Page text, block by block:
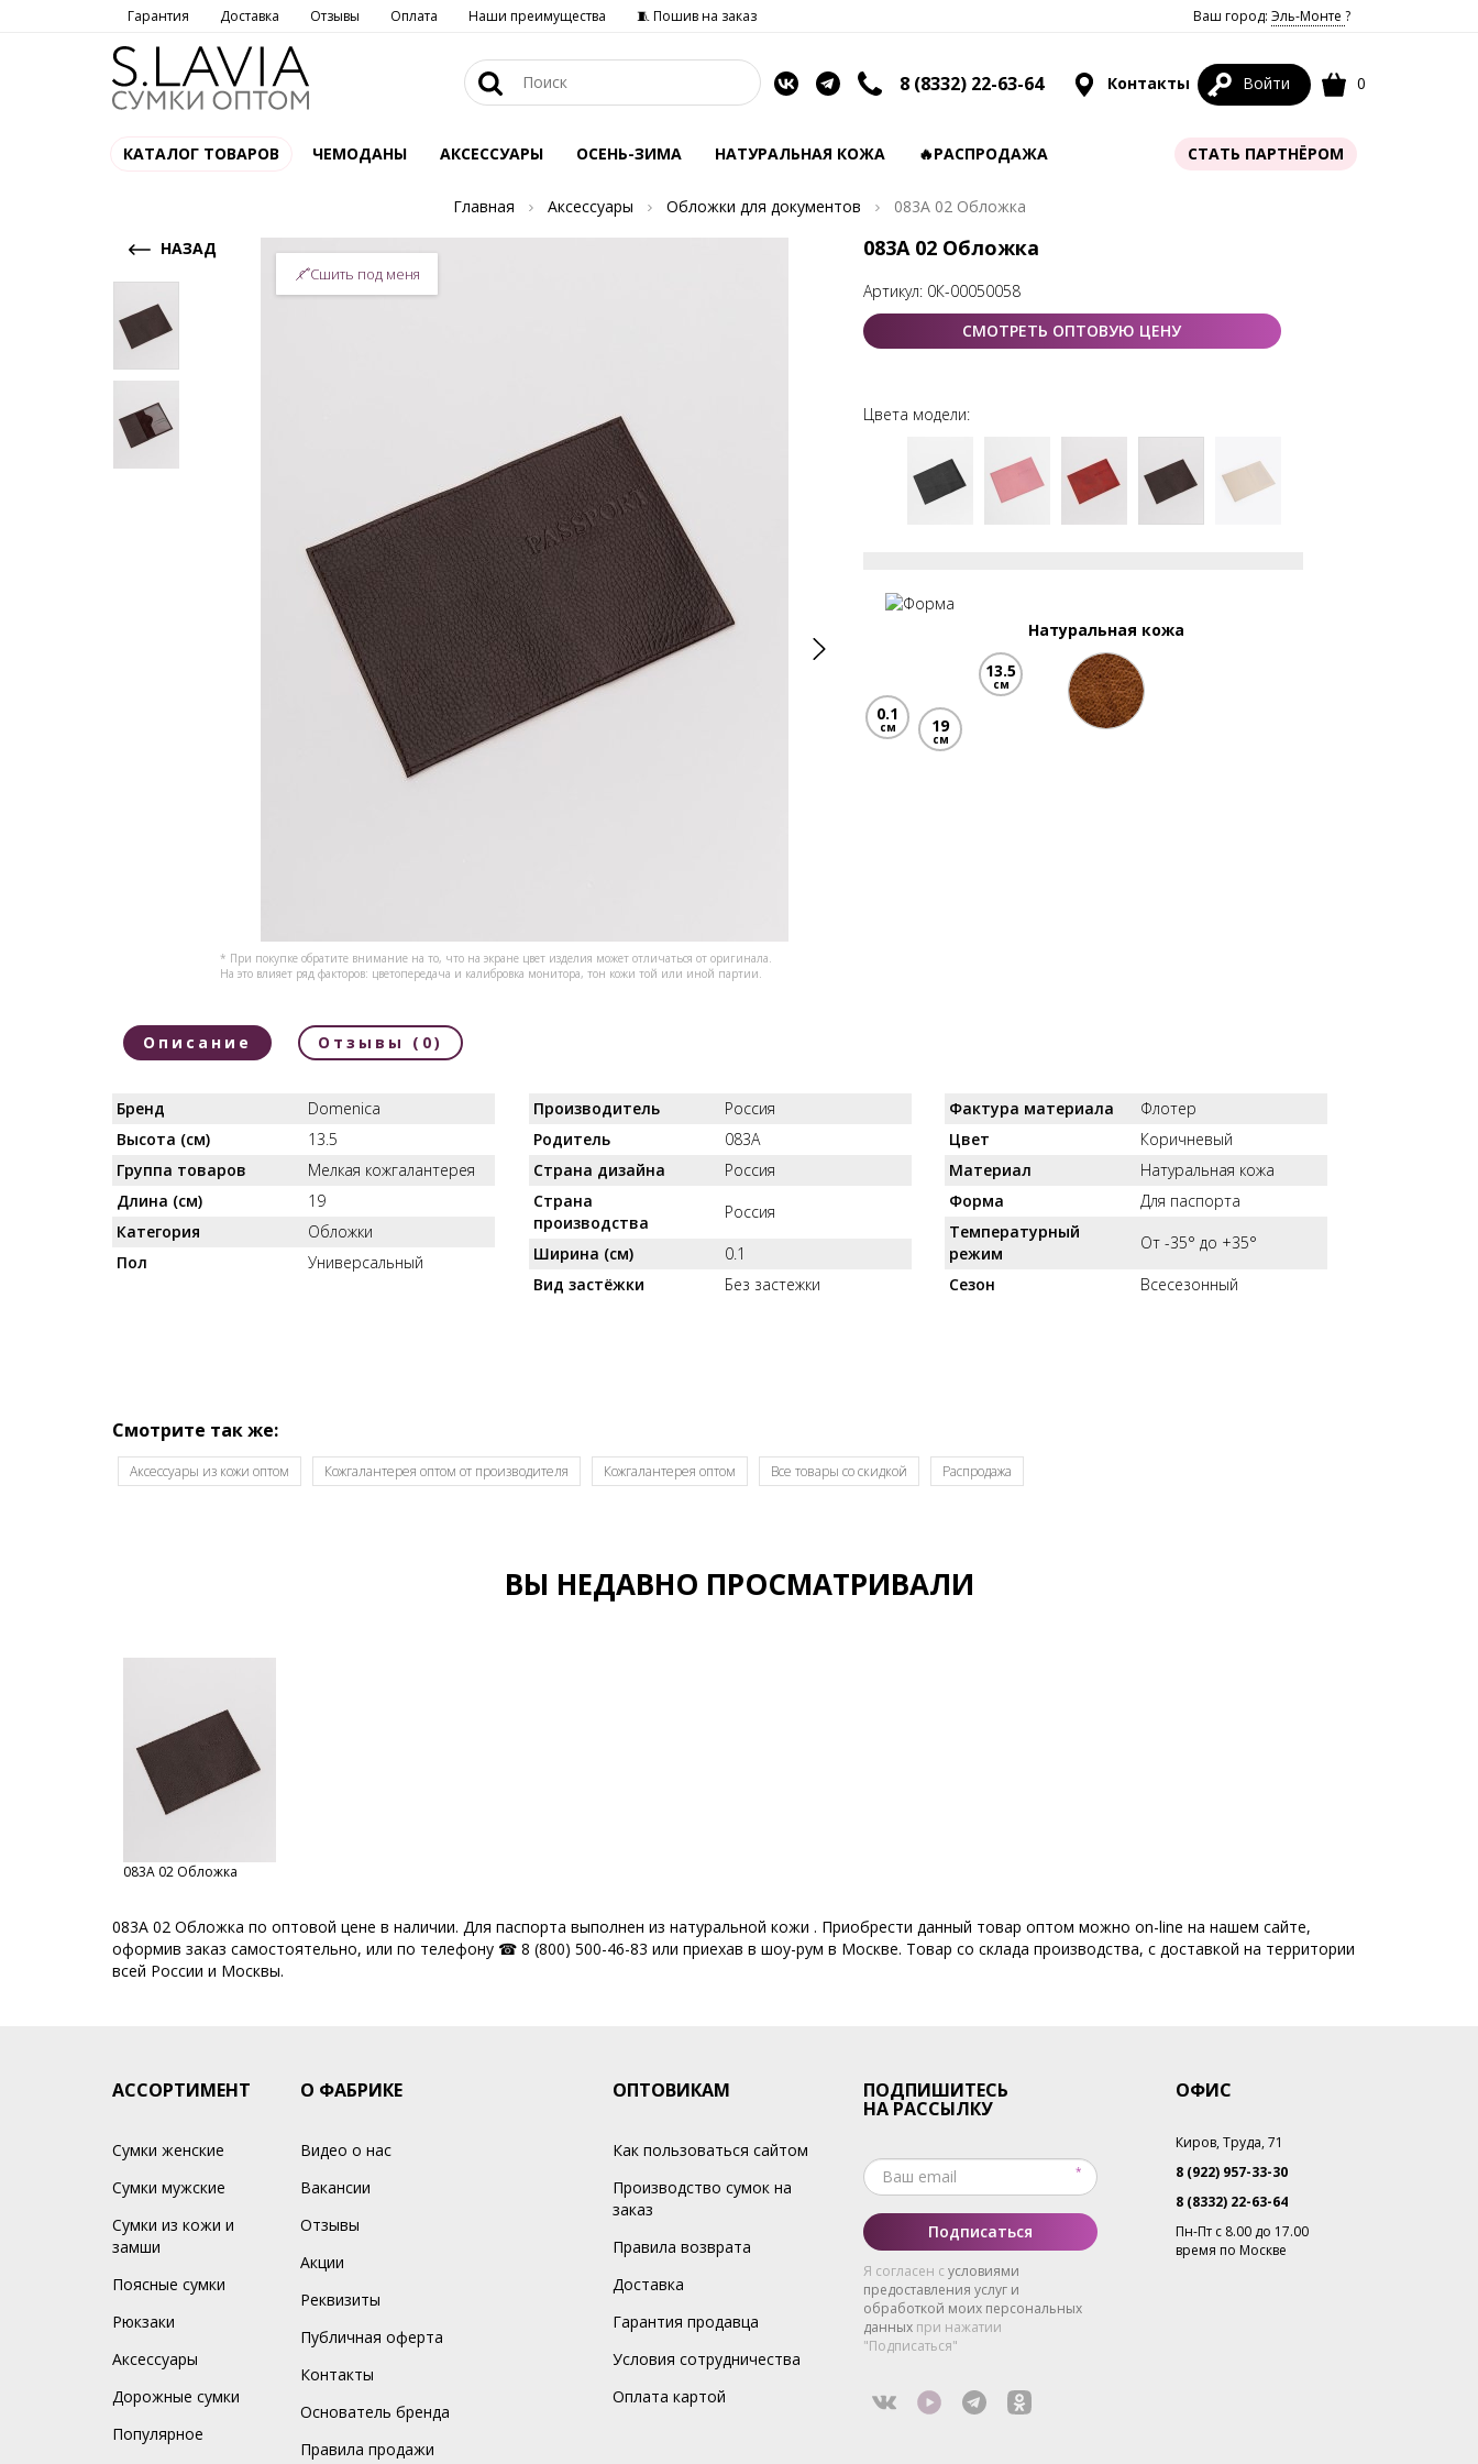
Гарантия Доставка Отзывы Оплата Наши преимущества 🧵 Пошив на заказ Ваш город: Эль-Монте ?
8 (8332) 22-63-64 Контакты Войти 0
КАТАЛОГ ТОВАРОВ ЧЕМОДАНЫ АКСЕССУАРЫ ОСЕНЬ-ЗИМА НАТУРАЛЬНАЯ КОЖА 🔥РАСПРОДАЖА СТАТЬ ПАРТНЁРОМ
Главная Аксессуары Обложки для документов
083А 02 Обложка
НАЗАД
* При покупке обратите внимание на то, что на экране цвет изделия может отличаться от оригинала.
На это влияет ряд факторов: цветопередача и калибровка монитора, тон кожи той или иной партии.
Сшить под меня
083А 02 Обложка
Артикул: 0К-00050058
СМОТРЕТЬ ОПТОВУЮ ЦЕНУ
Цвета модели:
0.1
см
13.5
см
19
см
Натуральная кожа
Описание Отзывы (0)
Бренд
Domenica
Высота (см)
13.5
Группа товаров
Мелкая кожгалантерея
Длина (см)
19
Категория
Обложки
Пол
Универсальный
Производитель
Россия
Родитель
083А
Страна дизайна
Россия
Страна
производства
Россия
Ширина (см)
0.1
Вид застёжки
Без застежки
Фактура материала
Флотер
Цвет
Коричневый
Материал
Натуральная кожа
Форма
Для паспорта
Температурный
режим
От -35° до +35°
Сезон
Всесезонный
Смотрите так же:
Аксессуары из кожи оптом Кожгалантерея оптом от производителя Кожгалантерея оптом Все товары со скидкой Распродажа
ВЫ НЕДАВНО ПРОСМАТРИВАЛИ
083А 02 Обложка
083А 02 Обложка по оптовой цене в наличии. Для паспорта выполнен из натуральной кожи . Приобрести данный товар оптом можно on-line на нашем сайте,
оформив заказ самостоятельно, или по телефону ☎ 8 (800) 500-46-83 или приехав в шоу-рум в Москве. Товар со склада производства, с доставкой на территории
всей России и Москвы.
АССОРТИМЕНТ
Сумки женские
Сумки мужские
Сумки из кожи и
замши
Поясные сумки
Рюкзаки
Аксессуары
Дорожные сумки
Популярное
О ФАБРИКЕ
Видео о нас
Вакансии
Отзывы
Акции
Реквизиты
Публичная оферта
Контакты
Основатель бренда
Правила продажи
ОПТОВИКАМ
Как пользоваться сайтом
Производство сумок на
заказ
Правила возврата
Доставка
Гарантия продавца
Условия сотрудничества
Оплата картой
ПОДПИШИТЕСЬ
НА РАССЫЛКУ
Подписаться
Я согласен с условиями
предоставления услуг и
обработкой моих персональных
данныхпри нажатии
"Подписаться"
ОФИС
Киров, Труда, 71
8 (922) 957-33-30
8 (8332) 22-63-64
Пн-Пт с 8.00 до 17.00
время по Москве